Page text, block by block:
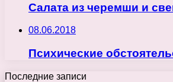
Салата из черемши и
08.06.2018
Психические
Последние записи